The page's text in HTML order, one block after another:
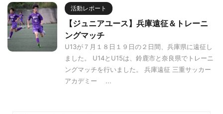
活動レポート
【ジュニアユース】兵庫遠征＆トレーニ
ングマッチ
U13が７月１８日１９日の２日間、兵庫県に遠征し
ました。 U14とU15は、鈴鹿市と奈良県でトレーニ
ングマッチを行いました。 兵庫遠征 三重サッカー
アカデミー ...